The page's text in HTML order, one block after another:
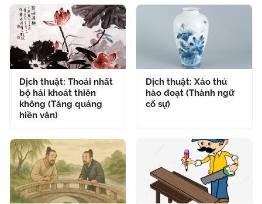
Dịch thuật: Thoái nhất
bộ hải khoát thiên
không (Tăng quảng
hiền văn)
Dịch thuật: Xảo thủ
hào đoạt (Thành ngữ
cố sự)